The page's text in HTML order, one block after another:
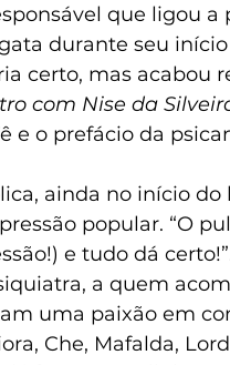
que ligou
durante seu
certo, mas acabou
com Nise da
e o prefácio da
ainda no início do
popular. “O
e tudo dá
a quem
uma paixão em
Che, Mafalda,